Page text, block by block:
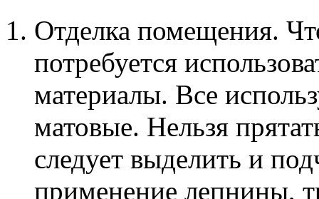
Отделка помещения.
потребуется
материалы. Все
матовые. Нельзя
следует выделить и
применение лепнины,